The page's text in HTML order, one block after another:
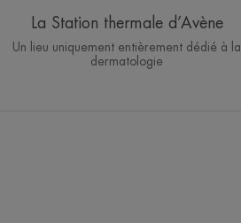
La Station thermale d’Avène
Un lieu uniquement entièrement dédié à la
dermatologie